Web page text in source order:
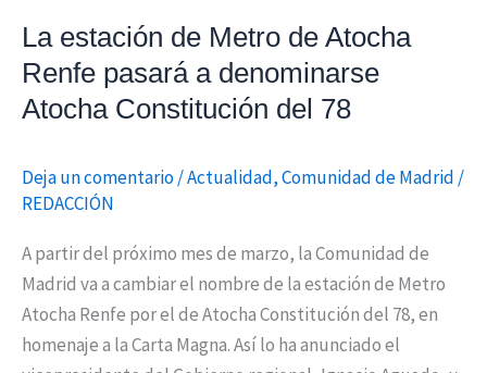
La estación de Metro de Atocha
Renfe pasará a denominarse
Atocha Constitución del 78
Deja un comentario/Actualidad,Comunidad de Madrid /
REDACCIÓN
A partir del próximo mes de marzo, la Comunidad de
Madrid va a cambiar el nombre de la estación de Metro
Atocha Renfe por el de Atocha Constitución del 78, en
homenaje a la Carta Magna. Así lo ha anunciado el
Constitución
del
78